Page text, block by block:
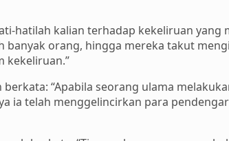
hatilah kalian terhadap kekeliruan
banyak orang, hingga mereka takut
kekeliruan.”
“Apabila seorang ulama
ia telah menggelincirkan para